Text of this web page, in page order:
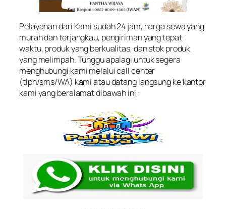
Pelayanan dari Kami sudah 24 jam, harga sewa yang
murah dan terjangkau, pengiriman yang tepat
waktu, produk yang berkualitas, dan stok produk
yang melimpah. Tunggu apalagi untuk segera
menghubungi kami melalui call center
(tlpn/sms/WA) kami atau datang langsung ke kantor
kami yang beralamat dibawah ini :